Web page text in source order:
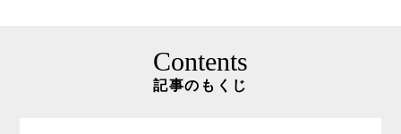
Contents
記事のもくじ